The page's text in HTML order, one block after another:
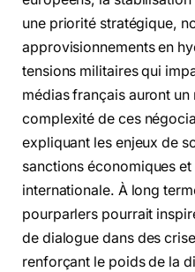
une priorité stratégique,
approvisionnements en
tensions militaires qui
médias français auront
complexité de ces
expliquant les enjeux de
sanctions économiques
internationale. À long
pourparlers pourrait
de dialogue dans des
renforçant le poids de la